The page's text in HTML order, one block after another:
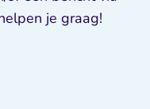
je graag!